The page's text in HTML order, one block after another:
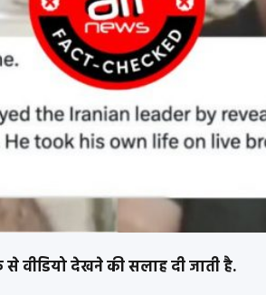
से वीडियो देखने की सलाह दी जाती है.